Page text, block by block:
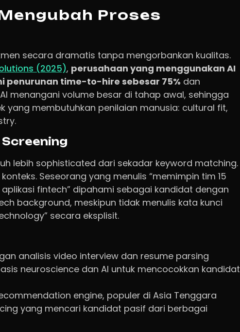
Proses
secara dramatis tanpa mengorbankan kualitas.
(2025), perusahaan yang menggunakan AI
penurunan time-to-hire sebesar 75% dan
menangani volume besar di tahap awal, sehingga
yang membutuhkan penilaian manusia: cultural fit,
lebih sophisticated dari sekadar keyword matching.
Seseorang yang menulis “memimpin tim 15
fintech” dipahami sebagai kandidat dengan
background, meskipun tidak menulis kata kunci
secara eksplisit.
analisis video interview dan resume parsing
neuroscience dan AI untuk mencocokkan kandidat
engine, populer di Asia Tenggara
yang mencari kandidat pasif dari berbagai